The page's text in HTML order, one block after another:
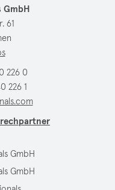
GmbH
61
226 0
226 1
GmbH
GmbH